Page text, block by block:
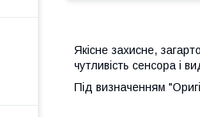
Якісне захисне,
чутливість сенсора і
Під визначенням